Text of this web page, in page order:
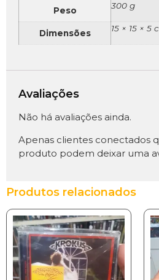
Peso 300 g
Dimensões 15 × 15 × 5
Avaliações
Não há avaliações ainda.
Apenas clientes conectados
produto podem deixar uma
Produtos relacionados